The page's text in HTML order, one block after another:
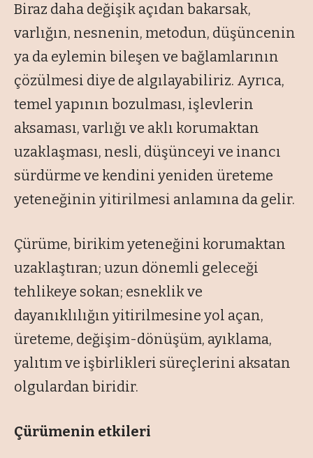
Biraz daha değişik açıdan bakarsak,
varlığın, nesnenin, metodun, düşüncenin
ya da eylemin bileşen ve bağlamlarının
çözülmesi diye de algılayabiliriz. Ayrıca,
temel yapının bozulması, işlevlerin
aksaması, varlığı ve aklı korumaktan
uzaklaşması, nesli, düşünceyi ve inancı
sürdürme ve kendini yeniden üreteme
yeteneğinin yitirilmesi anlamına da gelir.
Çürüme, birikim yeteneğini korumaktan
uzaklaştıran; uzun dönemli geleceği
tehlikeye sokan; esneklik ve
dayanıklılığın yitirilmesine yol açan,
üreteme, değişim-dönüşüm, ayıklama,
yalıtım ve işbirlikleri süreçlerini aksatan
olgulardan biridir.
Çürümenin etkileri